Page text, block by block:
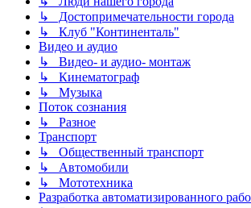
↳ Достопримечательности города
↳ Клуб "Континенталь"
Видео и аудио
↳ Видео- и аудио- монтаж
↳ Кинематограф
↳ Музыка
Поток сознания
↳ Разное
Транспорт
↳ Общественный транспорт
↳ Автомобили
↳ Мототехника
Разработка автоматизированного